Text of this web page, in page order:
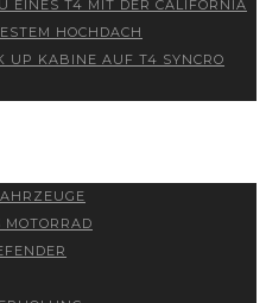
EINES T4 MIT DER CALIFORNIA
HOCHDACH
UP KABINE AUF T4 SYNCRO